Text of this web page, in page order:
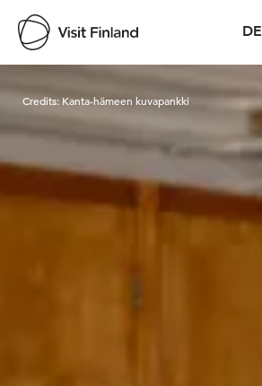
DE
Visit Finland
Credits:Kanta-hämeen kuvapankki